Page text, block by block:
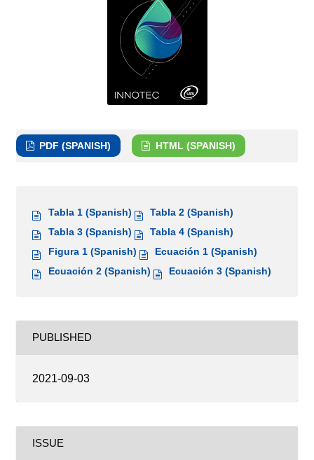
PDF (SPANISH) HTML (SPANISH)
Tabla 1 (Spanish)
Tabla 2 (Spanish)
Tabla 3 (Spanish)
Tabla 4 (Spanish)
Figura 1 (Spanish)
Ecuación 1 (Spanish)
Ecuación 2 (Spanish)
Ecuación 3 (Spanish)
PUBLISHED
2021-09-03
ISSUE